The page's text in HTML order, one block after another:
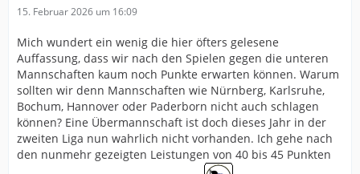
15. Februar 2026 um 16:09
Mich wundert ein wenig die hier öfters gelesene
Auffassung, dass wir nach den Spielen gegen die unteren
Mannschaften kaum noch Punkte erwarten können. Warum
sollten wir denn Mannschaften wie Nürnberg, Karlsruhe,
Bochum, Hannover oder Paderborn nicht auch schlagen
können? Eine Übermannschaft ist doch dieses Jahr in der
zweiten Liga nun wahrlich nicht vorhanden. Ich gehe nach
den nunmehr gezeigten Leistungen von 40 bis 45 Punkten